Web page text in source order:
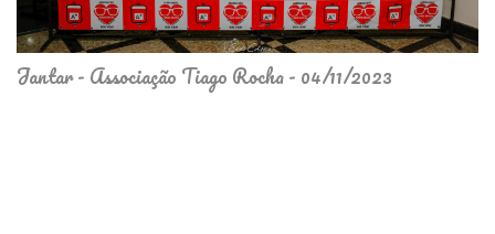
Jantar - Associação Tiago Rocha - 04/11/2023